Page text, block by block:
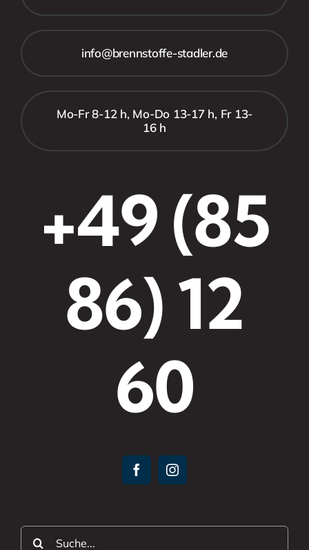
info@brennstoffe-stadler.de
Mo-Fr 8-12 h, Mo-Do 13-17 h, Fr 13-
16 h
+49 (85
86) 12
60
Suche